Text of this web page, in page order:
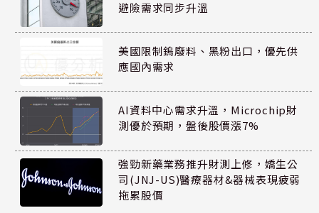
避險需求同步升溫
美國限制鎢廢料、黑粉出口，優先供
應國內需求
AI資料中心需求升溫，Microchip財
測優於預期，盤後股價漲7%
強勁新藥業務推升財測上修，嬌生公
司(JNJ-US)醫療器材&器械表現疲弱
拖累股價